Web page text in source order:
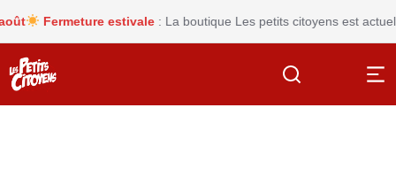
Fermeture estivale: La boutique Les petits citoyens est